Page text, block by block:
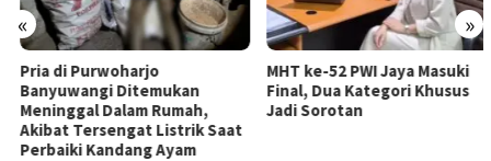
« »
Pria di Purwoharjo
Banyuwangi Ditemukan
Meninggal Dalam Rumah,
Akibat Tersengat Listrik Saat
Perbaiki Kandang Ayam
MHT ke-52 PWI Jaya Masuki
Final, Dua Kategori Khusus
Jadi Sorotan